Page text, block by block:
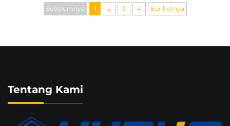
Sebelumnya 1 2 3 4 Berikutnya
Tentang Kami